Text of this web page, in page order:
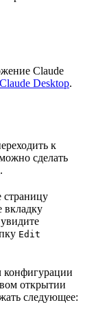
Claude
Desktop.
к
сделать
.
страницу
вкладку
Edit
конфигурации
открытии
следующее: